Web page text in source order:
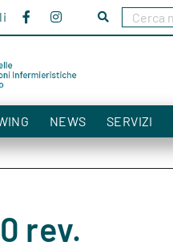
Cerca
NEWS SERVIZI
rev.